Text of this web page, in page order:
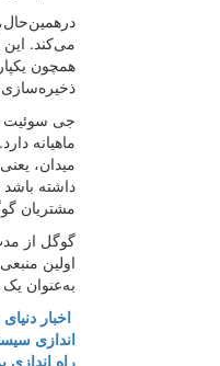
می‌کند. این
داشته
مشتریان
اولین
به‌عنوان
اخبار
اندازی
راه